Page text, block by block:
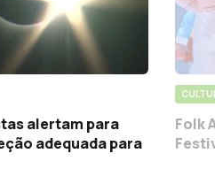
alertam para
adequada para
Folk